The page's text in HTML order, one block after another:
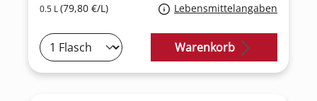
0.5 L(79,80 €/L) Lebensmittelangaben
Warenkorb